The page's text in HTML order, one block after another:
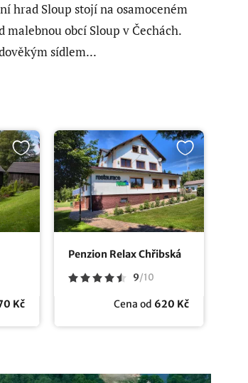
hrad Sloup stojí na osamoceném
malebnou obcí Sloup v Čechách.
sídlem...
Kč
Penzion Relax Chřibská
9/10
Cena od 620 Kč